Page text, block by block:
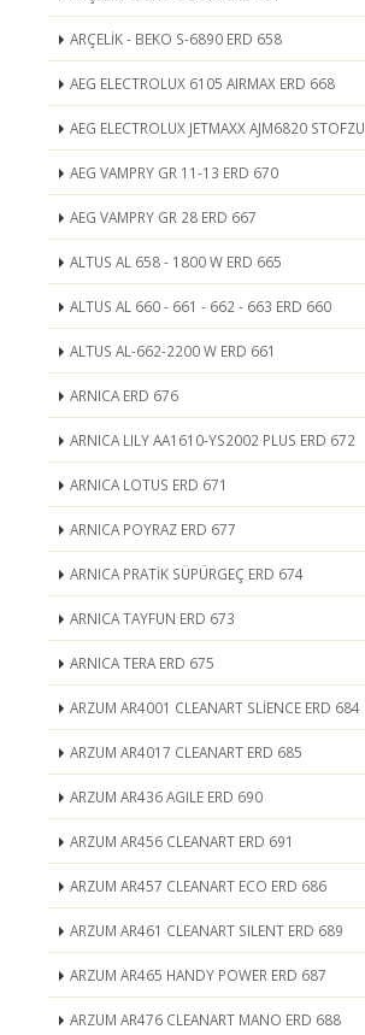
ARÇELİK - BEKO S-6890 ERD 658
AEG ELECTROLUX 6105 AIRMAX ERD 668
AEG ELECTROLUX JETMAXX AJM6820
AEG VAMPRY GR 11-13 ERD 670
AEG VAMPRY GR 28 ERD 667
ALTUS AL 658 - 1800 W ERD 665
ALTUS AL 660 - 661 - 662 - 663 ERD 660
ALTUS AL-662-2200 W ERD 661
ARNICA ERD 676
ARNICA LILY AA1610-YS2002 PLUS ERD 672
ARNICA LOTUS ERD 671
ARNICA POYRAZ ERD 677
ARNICA PRATİK SÜPÜRGEÇ ERD 674
ARNICA TAYFUN ERD 673
ARNICA TERA ERD 675
ARZUM AR4001 CLEANART SLİENCE ERD 684
ARZUM AR4017 CLEANART ERD 685
ARZUM AR436 AGILE ERD 690
ARZUM AR456 CLEANART ERD 691
ARZUM AR457 CLEANART ECO ERD 686
ARZUM AR461 CLEANART SILENT ERD 689
ARZUM AR465 HANDY POWER ERD 687
ARZUM AR476 CLEANART MANO ERD 688